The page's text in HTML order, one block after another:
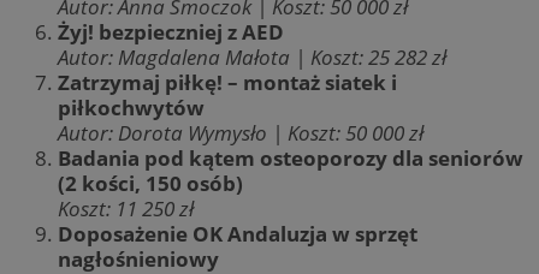
Autor: Anna Smoczok | Koszt: 50 000 zł
Żyj! bezpieczniej z AED
Autor: Magdalena Małota | Koszt: 25 282 zł
Zatrzymaj piłkę! – montaż siatek i
piłkochwytów
Autor: Dorota Wymysło | Koszt: 50 000 zł
Badania pod kątem osteoporozy dla seniorów
(2 kości, 150 osób)
Koszt: 11 250 zł
Doposażenie OK Andaluzja w sprzęt
nagłośnieniowy